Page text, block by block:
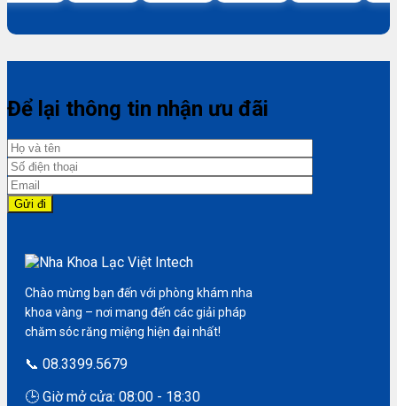
Để lại thông tin nhận ưu đãi
Chào mừng bạn đến với phòng khám nha
khoa vàng – nơi mang đến các giải pháp
chăm sóc răng miệng hiện đại nhất!
📞 08.3399.5679
🕒 Giờ mở cửa: 08:00 - 18:30